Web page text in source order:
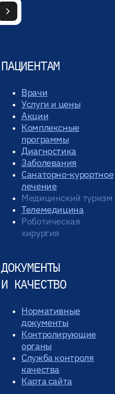
ПАЦИЕНТАМ
Врачи
Услуги и цены
Акции
Комплексные
программы
Диагностика
Заболевания
Санаторно-курортное
лечение
Медицинский туризм
Телемедицина
Роботическая
хирургия
ДОКУМЕНТЫ
И КАЧЕСТВО
Нормативные
документы
Контролирующие
органы
Служба контроля
качества
Карта сайта